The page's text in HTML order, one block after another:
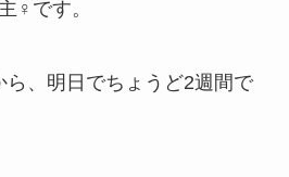
♀です。
ら、明日でちょうど2週間で